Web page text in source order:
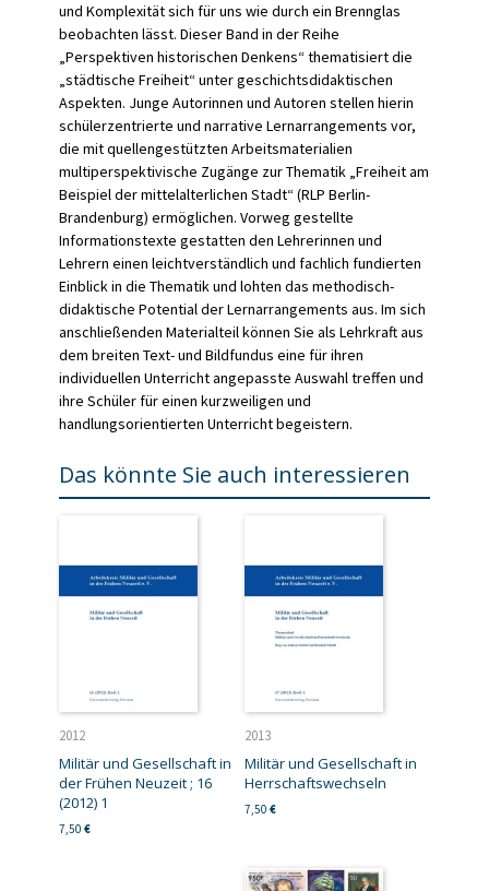
und Komplexität sich für uns wie durch ein Brennglas
beobachten lässt. Dieser Band in der Reihe
„Perspektiven historischen Denkens“ thematisiert die
„städtische Freiheit“ unter geschichtsdidaktischen
Aspekten. Junge Autorinnen und Autoren stellen hierin
schülerzentrierte und narrative Lernarrangements vor,
die mit quellengestützten Arbeitsmaterialien
multiperspektivische Zugänge zur Thematik „Freiheit am
Beispiel der mittelalterlichen Stadt“ (RLP Berlin-
Brandenburg) ermöglichen. Vorweg gestellte
Informationstexte gestatten den Lehrerinnen und
Lehrern einen leichtverständlich und fachlich fundierten
Einblick in die Thematik und lohten das methodisch-
didaktische Potential der Lernarrangements aus. Im sich
anschließenden Materialteil können Sie als Lehrkraft aus
dem breiten Text- und Bildfundus eine für ihren
individuellen Unterricht angepasste Auswahl treffen und
ihre Schüler für einen kurzweiligen und
handlungsorientierten Unterricht begeistern.
Das könnte Sie auch interessieren
2012
Militär und Gesellschaft in
der Frühen Neuzeit ; 16
(2012) 1
7,50 €
2013
Militär und Gesellschaft in
Herrschaftswechseln
7,50 €